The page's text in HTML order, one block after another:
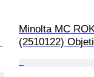
Minolta MC
(2510122)